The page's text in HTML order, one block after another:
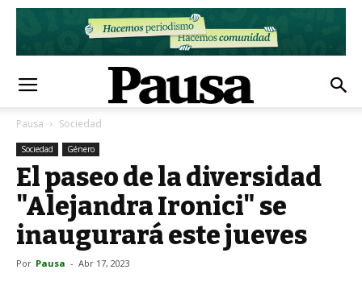
Pausa Sociedad
Sociedad Género
El paseo de la diversidad
"Alejandra Ironici" se
inaugurará este jueves
Por Pausa - Abr 17, 2023